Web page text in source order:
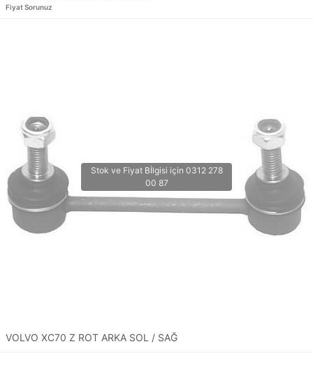
Fiyat Sorunuz
VOLVO XC70 Z ROT ARKA SOL / SAĞ